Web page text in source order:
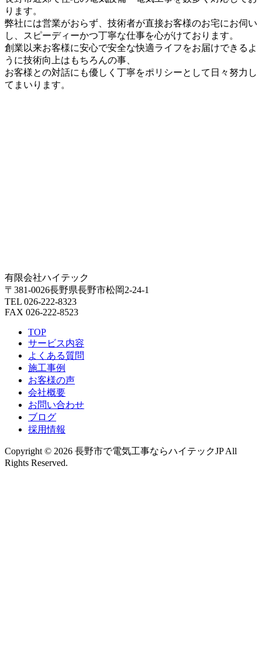
ります。
弊社には営業がおらず、技術者が直接お客様のお宅にお伺い
し、スピーディーかつ丁寧な仕事を心がけております。
創業以来お客様に安心で安全な快適ライフをお届けできるよ
うに技術向上はもちろんの事、
お客様との対話にも優しく丁寧をポリシーとして日々努力し
てまいります。
有限会社ハイテック
〒381-0026長野県長野市松岡2-24-1
TEL 026-222-8323
FAX 026-222-8523
TOP
サービス内容
よくある質問
施工事例
お客様の声
会社概要
お問い合わせ
ブログ
採用情報
Copyright © 2026 長野市で電気工事ならハイテックJP All
Rights Reserved.